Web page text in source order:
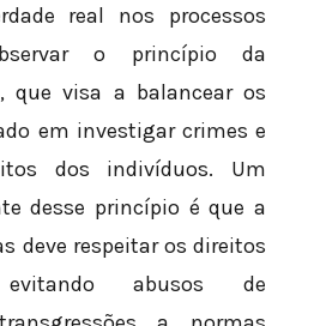
real nos processos
o princípio da
que visa a balancear os
em investigar crimes e
dos indivíduos. Um
desse princípio é que a
deve respeitar os direitos
evitando abusos de